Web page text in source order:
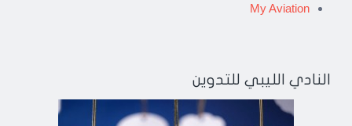
My Aviation
النادي الليبي للتدوين